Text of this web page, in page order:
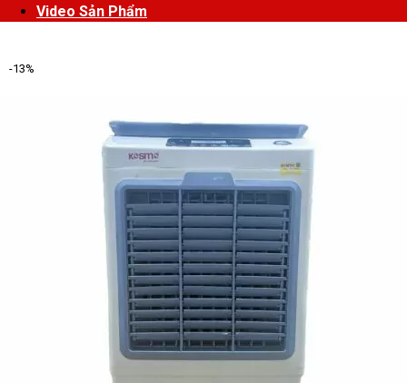
Video Sản Phẩm
-13%